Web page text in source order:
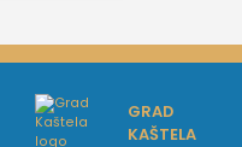
GRAD
KAŠTELA